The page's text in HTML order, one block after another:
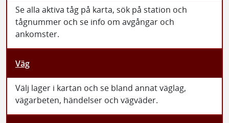
Se alla aktiva tåg på karta, sök på station och
tågnummer och se info om avgångar och
ankomster.
Väg
Välj lager i kartan och se bland annat väglag,
vägarbeten, händelser och vägväder.